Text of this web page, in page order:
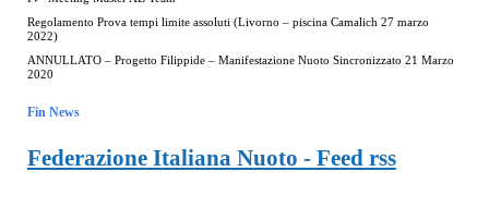
Regolamento Prova tempi limite assoluti (Livorno – piscina Camalich 27 marzo
2022)
ANNULLATO – Progetto Filippide – Manifestazione Nuoto Sincronizzato 21 Marzo
2020
Fin News
Federazione Italiana Nuoto - Feed rss